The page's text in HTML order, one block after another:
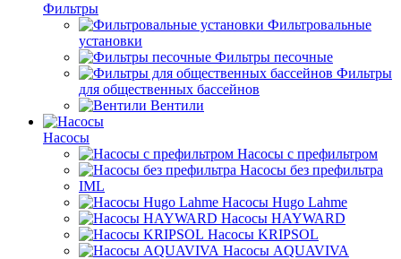
Фильтры
Фильтровальные
установки
Фильтры песочные
Фильтры
для общественных бассейнов
Вентили
Насосы
Насосы с префильтром
Насосы без префильтра
IML
Насосы Hugo Lahme
Насосы HAYWARD
Насосы KRIPSOL
Насосы AQUAVIVA